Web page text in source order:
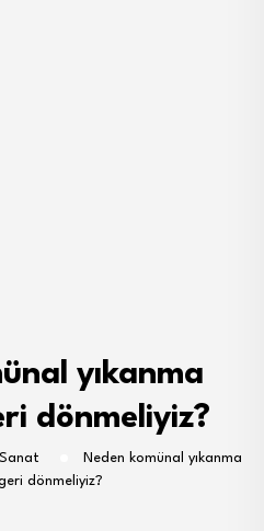
yıkanma
dönmeliyiz?
Neden komünal yıkanma
dönmeliyiz?